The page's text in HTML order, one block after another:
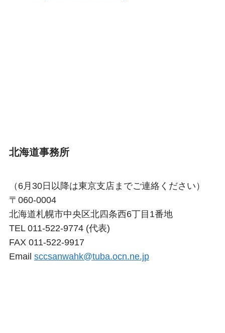
北海道事務所
（6月30日以降は東京支店までご連絡ください）
〒060-0004
北海道札幌市中央区北四条西6丁目1番地
TEL 011-522-9774 (代表)
FAX 011-522-9917
Email sccsanwahk@tuba.ocn.ne.jp